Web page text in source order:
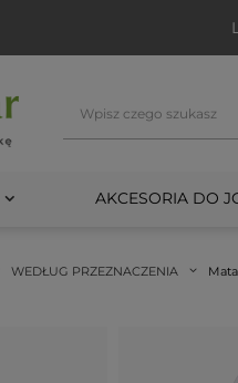
AKCESORIA DO
WEDŁUG PRZEZNACZENIA